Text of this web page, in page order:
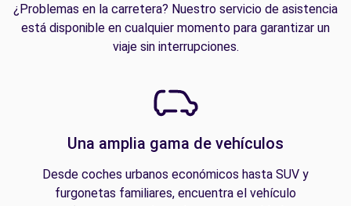
¿Problemas en la carretera? Nuestro servicio de asistencia
está disponible en cualquier momento para garantizar un
viaje sin interrupciones.
Una amplia gama de vehículos
Desde coches urbanos económicos hasta SUV y
furgonetas familiares, encuentra el vehículo